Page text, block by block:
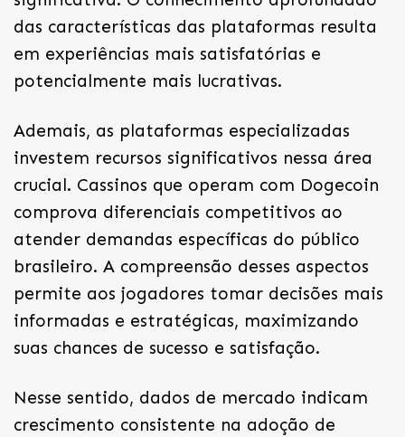
das características das plataformas resulta
em experiências mais satisfatórias e
potencialmente mais lucrativas.
Ademais, as plataformas especializadas
investem recursos significativos nessa área
crucial. Cassinos que operam com Dogecoin
comprova diferenciais competitivos ao
atender demandas específicas do público
brasileiro. A compreensão desses aspectos
permite aos jogadores tomar decisões mais
informadas e estratégicas, maximizando
suas chances de sucesso e satisfação.
Nesse sentido, dados de mercado indicam
crescimento consistente na adoção de